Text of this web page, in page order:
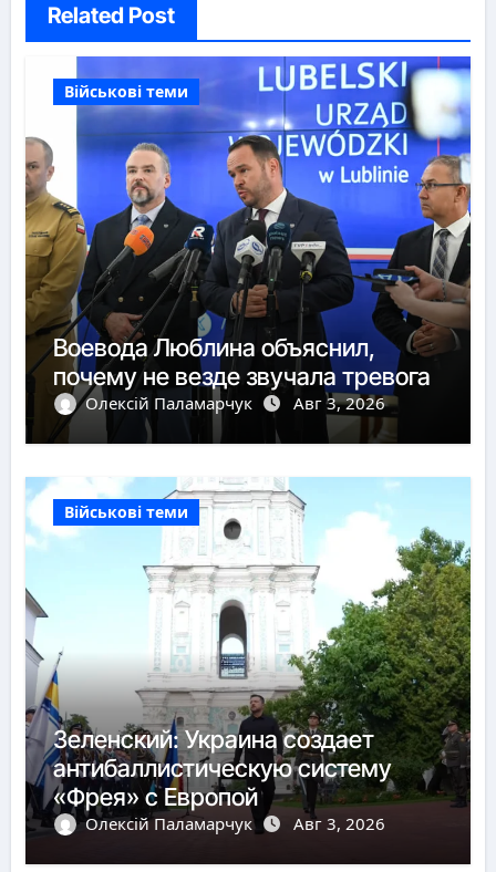
Related Post
Військові теми
Воевода Люблина объяснил,
почему не везде звучала тревога
Олексій Паламарчук Авг 3, 2026
Військові теми
Зеленский: Украина создает
антибаллистическую систему
«Фрея» с Европой
Олексій Паламарчук Авг 3, 2026